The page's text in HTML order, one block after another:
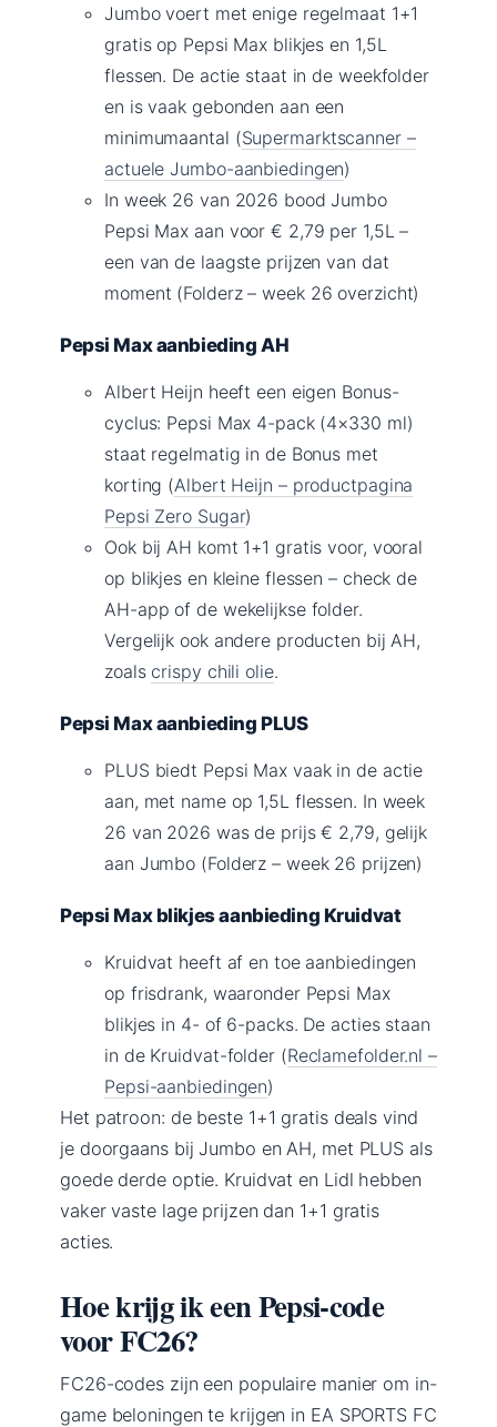
Jumbo voert met enige regelmaat 1+1
gratis op Pepsi Max blikjes en 1,5L
flessen. De actie staat in de weekfolder
en is vaak gebonden aan een
minimumaantal (Supermarktscanner –
actuele Jumbo-aanbiedingen)
In week 26 van 2026 bood Jumbo
Pepsi Max aan voor € 2,79 per 1,5L –
een van de laagste prijzen van dat
moment (Folderz – week 26 overzicht)
Pepsi Max aanbieding AH
Albert Heijn heeft een eigen Bonus-
cyclus: Pepsi Max 4-pack (4×330 ml)
staat regelmatig in de Bonus met
korting (Albert Heijn – productpagina
Pepsi Zero Sugar)
Ook bij AH komt 1+1 gratis voor, vooral
op blikjes en kleine flessen – check de
AH-app of de wekelijkse folder.
Vergelijk ook andere producten bij AH,
zoals crispy chili olie.
Pepsi Max aanbieding PLUS
PLUS biedt Pepsi Max vaak in de actie
aan, met name op 1,5L flessen. In week
26 van 2026 was de prijs € 2,79, gelijk
aan Jumbo (Folderz – week 26 prijzen)
Pepsi Max blikjes aanbieding Kruidvat
Kruidvat heeft af en toe aanbiedingen
op frisdrank, waaronder Pepsi Max
blikjes in 4- of 6-packs. De acties staan
in de Kruidvat-folder (Reclamefolder.nl –
Pepsi-aanbiedingen)
Het patroon: de beste 1+1 gratis deals vind
je doorgaans bij Jumbo en AH, met PLUS als
goede derde optie. Kruidvat en Lidl hebben
vaker vaste lage prijzen dan 1+1 gratis
acties.
Hoe krijg ik een Pepsi-code
voor FC26?
FC26-codes zijn een populaire manier om in-
game beloningen te krijgen in EA SPORTS FC